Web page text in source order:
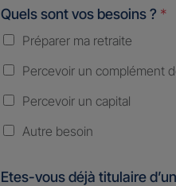
Quels sont vos besoins ? *
Préparer ma retraite
Percevoir un complément
Percevoir un capital
Autre besoin
Etes-vous déjà titulaire